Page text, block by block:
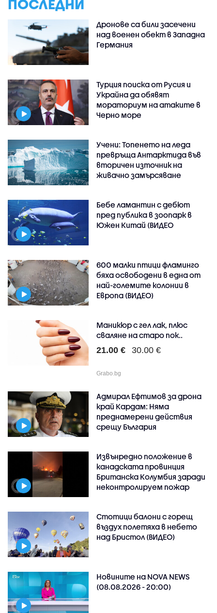
ПОСЛЕДНИ
Дронове са били засечени
над военен обект в Западна
Германия
Турция поиска от Русия и
Украйна да обявят
мораториум на атаките в
Черно море
Учени: Топенето на леда
превръща Антарктида във
вторичен източник на
живачно замърсяване
Бебе ламантин с дебют
пред публика в зоопарк в
Южен Китай (ВИДЕО
600 малки птици фламинго
бяха освободени в една от
най-големите колонии в
Европа (ВИДЕО)
Маникюр с гел лак, плюс
сваляне на старо пок..
21.00 € 30.00 €
Grabo.bg
Адмирал Ефтимов за дрона
край Кардам: Няма
преднамерени действия
срещу България
Извънредно положение в
канадската провинция
Британска Колумбия заради
неконтролируем пожар
Стотици балони с горещ
въздух полетяха в небето
над Бристол (ВИДЕО)
Новините на NOVA NEWS
(08.08.2026 - 20:00)